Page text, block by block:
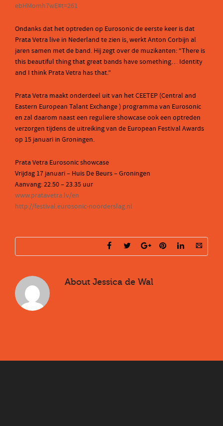
ebHMomh7wE#t=261
Ondanks dat het optreden op Eurosonic de eerste keer is dat
Prata Vetra live in Nederland te zien is, werkt Anton Corbijn al
jaren samen met de band. Hij zegt over de muzikanten: “There is
this beautiful thing that great bands have something… Identity
and I think Prata Vetra has that.”
Prata Vetra maakt onderdeel uit van het CEETEP (Central and
Eastern European Talant Exchange ) programma van Eurosonic
en zal daarom naast een reguliere showcase ook een optreden
verzorgen tijdens de uitreiking van de European Festival Awards
op 15 januari in Groningen.
Prata Vetra Eurosonic showcase
Vrijdag 17 januari – Huis De Beurs – Groningen
Aanvang: 22.50 – 23.35 uur
www.pratavetra.lv/en
http://festival.eurosonic-noorderslag.nl
About Jessica de Wal